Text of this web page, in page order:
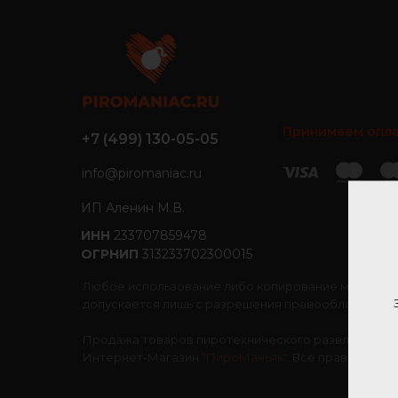
+7 (499) 130-05-05
info@piromaniac.ru
Принимаем
Любое использование либо копирование
допускается лишь с разрешения
ИП Аленин М.В.
ИНН 233707859478
ОГРНИП 313233702300015